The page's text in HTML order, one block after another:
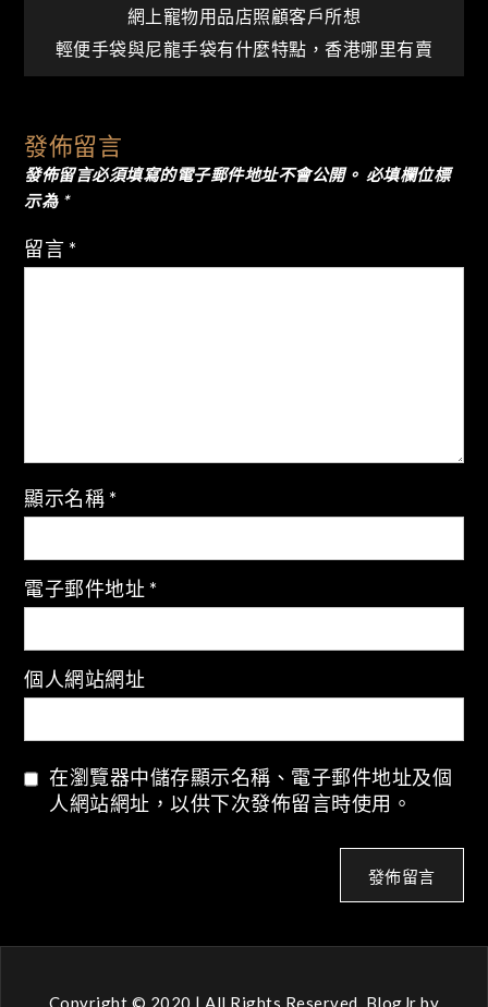
文
章
導
覽
網上寵物用品店照顧客戶所想
輕便手袋與尼龍手袋有什麼特點，香港哪里有賣
發佈留言
發佈留言必須填寫的電子郵件地址不會公開。 必填欄位標
示為 *
留言 *
顯示名稱 *
電子郵件地址 *
個人網站網址
在瀏覽器中儲存顯示名稱、電子郵件地址及個
人網站網址，以供下次發佈留言時使用。
Copyright © 2020 | All Rights Reserved. BlogJr by